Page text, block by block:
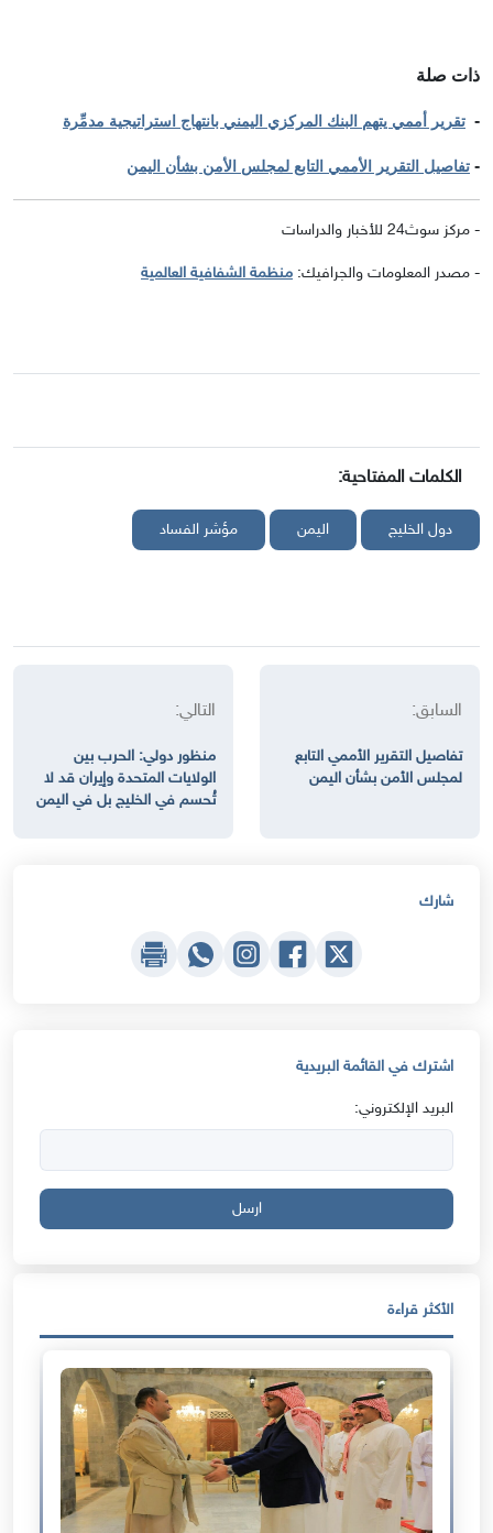
ذات صلة
- تقرير أممي يتهم البنك المركزي اليمني بانتهاج استراتيجية مدمِّرة
- تفاصيل التقرير الأممي التابع لمجلس الأمن بشأن اليمن
- مركز سوث24 للأخبار والدراسات
- مصدر المعلومات والجرافيك: منظمة الشفافية العالمية
الكلمات المفتاحية:
دول الخليج اليمن مؤشر الفساد
السابق:
تفاصيل التقرير الأممي التابع
لمجلس الأمن بشأن اليمن
التالي:
منظور دولي: الحرب بين
الولايات المتحدة وإيران قد لا
تُحسم في الخليج بل في اليمن
شارك
اشترك في القائمة البريدية
البريد الإلكتروني:
ارسل
الأكثر قراءة